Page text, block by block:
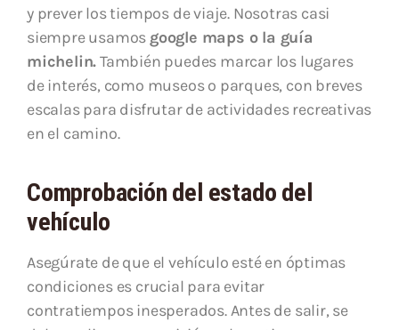
y prever los tiempos de viaje. Nosotras casi
siempre usamos google maps o la guía
michelin.También puedes marcar los lugares
de interés, como museos o parques, con breves
escalas para disfrutar de actividades recreativas
en el camino.
Comprobación del estado del
vehículo
Asegúrate de que el vehículo esté en óptimas
condiciones es crucial para evitar
contratiempos inesperados. Antes de salir, se